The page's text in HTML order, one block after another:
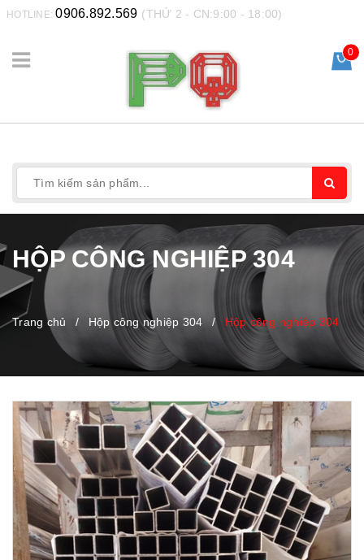
HOTLINE:0906.892.569 (THỨ 2 - CN:9:00 - 18:00)
0
HỘP CÔNG NGHIỆP 304
Trang chủ / Hộp công nghiệp 304 / Hộp công nghiệp 304